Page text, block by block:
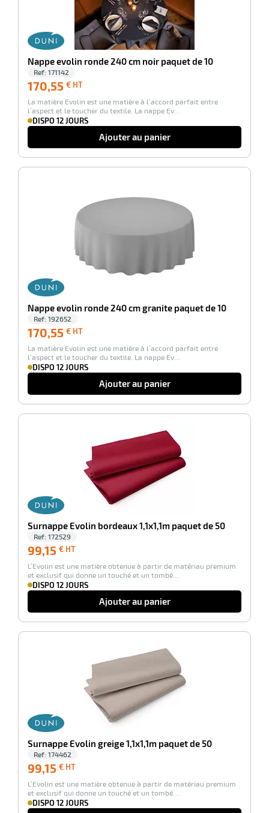
Nappe evolin ronde 240 cm noir paquet de 10
Ref: 171142
170,55 € HT
HT
La matière Evolin est une matière à l’accord parfait entre
l’aspect et le toucher du textile. La nappe Ev…
DISPO 12 JOURS
Ajouter au panier
Nappe evolin ronde 240 cm granite paquet de 10
Ref: 192652
170,55 € HT
HT
La matière Evolin est une matière à l’accord parfait entre
l’aspect et le toucher du textile. La nappe Ev…
DISPO 12 JOURS
Ajouter au panier
Surnappe Evolin bordeaux 1,1x1,1m paquet de 50
Ref: 172529
99,15 € HT
HT
L’Evolin est une matière obtenue à partir de matériau premium
et exclusif qui donne un touché et un tombé…
DISPO 12 JOURS
Ajouter au panier
Surnappe Evolin greige 1,1x1,1m paquet de 50
Ref: 174462
99,15 € HT
HT
L’Evolin est une matière obtenue à partir de matériau premium
et exclusif qui donne un touché et un tombé…
DISPO 12 JOURS